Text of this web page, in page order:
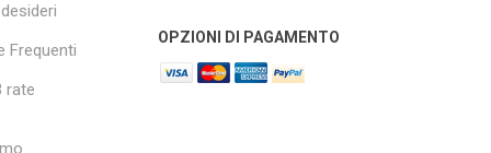
Frequenti
rate
OPZIONI DI PAGAMENTO